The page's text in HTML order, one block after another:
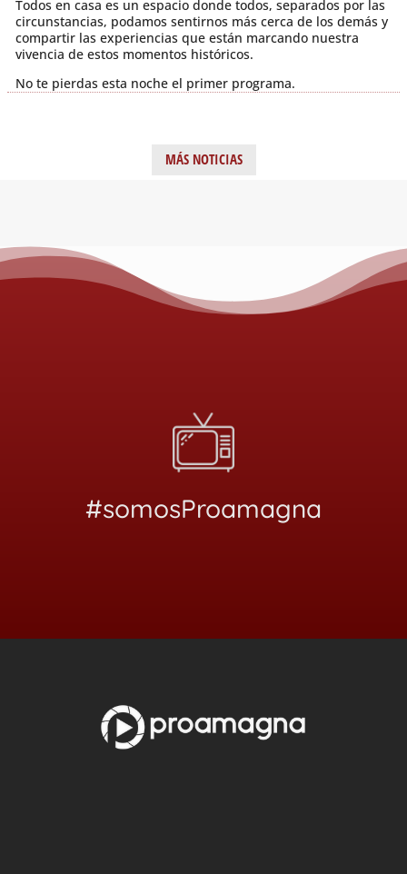
Todos en casa es un espacio donde todos, separados por las
circunstancias, podamos sentirnos más cerca de los demás y
compartir las experiencias que están marcando nuestra
vivencia de estos momentos históricos.
No te pierdas esta noche el primer programa.
MÁS NOTICIAS
#somosProamagna